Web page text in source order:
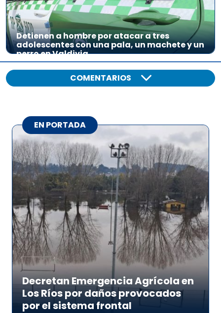
Detienen a hombre por atacar a tres
adolescentes con una pala, un machete y un
perro en Valdivia
COMENTARIOS
EN PORTADA
Decretan Emergencia Agrícola en
Los Ríos por daños provocados
por el sistema frontal